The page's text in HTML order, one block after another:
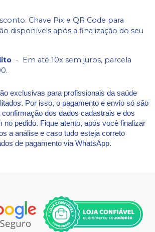
Chave Pix e QR Code para
disponíveis após a finalização do seu
- Em até 10x sem juros, parcela
exclusivas para profissionais da saúde
Por isso, o pagamento e envio só são
dos dados cadastrais e dos
no pedido. Fique atento, após você finalizar
a análise e caso tudo esteja correto
de pagamento via WhatsApp.